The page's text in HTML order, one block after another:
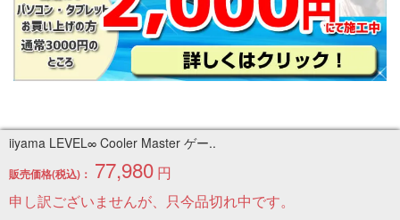
iiyama LEVEL∞ Cooler Master ゲー..
販売価格(税込)： 77,980 円
申し訳ございませんが、只今品切れ中です。